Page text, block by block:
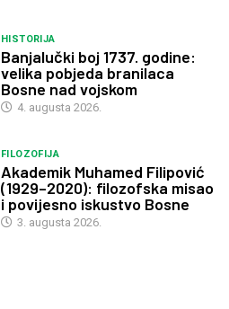
HISTORIJA
Banjalučki boj 1737. godine:
velika pobjeda branilaca
Bosne nad vojskom
4. augusta 2026.
FILOZOFIJA
Akademik Muhamed Filipović
(1929–2020): filozofska misao
i povijesno iskustvo Bosne
3. augusta 2026.